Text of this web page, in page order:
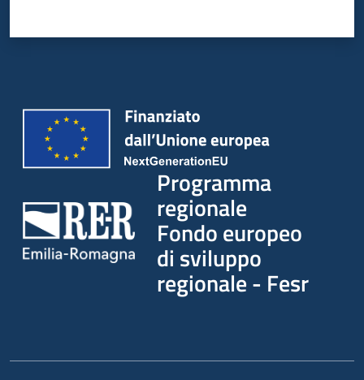
su
Programma
regionale
Fondo europeo
di sviluppo
regionale - Fesr